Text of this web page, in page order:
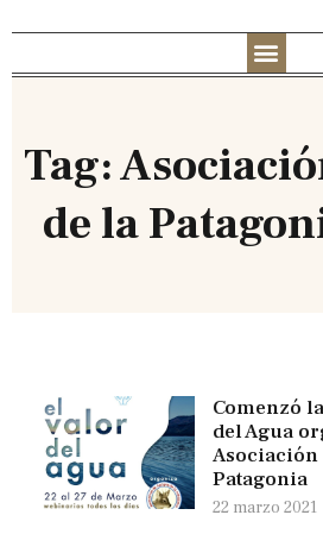
Tag:
de la
Comenzó
del Agua
Asociación
Patagonia
22 marzo 2021